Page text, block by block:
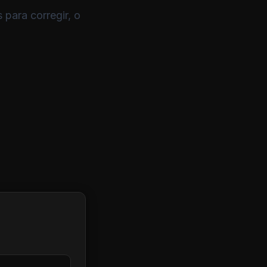
para corregir, o